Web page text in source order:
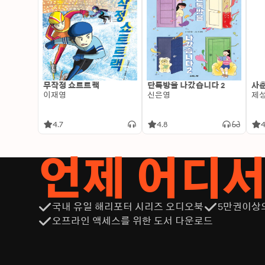
무작정 쇼트트랙
이재영
4.7
단톡방을 나갔습니다 2
신은영
4.8
사
제
언제 어디
국내 유일 해리포터 시리즈 오디오북
5만권이상
오프라인 액세스를 위한 도서 다운로드